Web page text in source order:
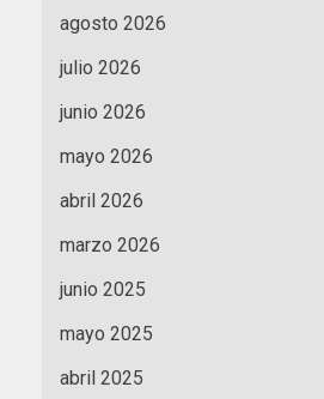
agosto 2026
julio 2026
junio 2026
mayo 2026
abril 2026
marzo 2026
junio 2025
mayo 2025
abril 2025